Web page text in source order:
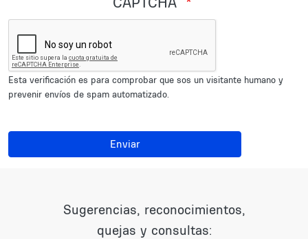
Esta verificación es para comprobar que sos un visitante humano y
prevenir envíos de spam automatizado.
Enviar
Sugerencias, reconocimientos,
quejas y consultas: